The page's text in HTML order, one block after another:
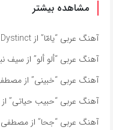
مشاهده بیشتر
آهنگ عربی “يامّا” از Dystinct به همراه متن و ترجمه مجزا
آهنگ عربی “ألو ألو” از سيف
آهنگ عربی “خبينى” از
آهنگ عربی “حبيب حياتى”
آهنگ عربی “جحا” از مصطفى